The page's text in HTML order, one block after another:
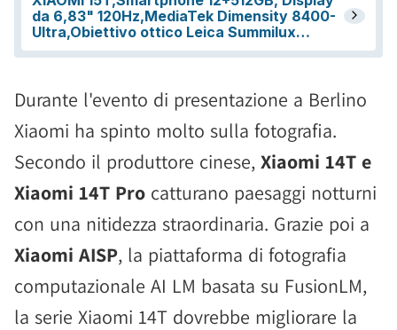
Durante l'evento di presentazione a Berlino
Xiaomi ha spinto molto sulla fotografia.
Secondo il produttore cinese, Xiaomi 14T e
Xiaomi 14T Pro catturano paesaggi notturni
con una nitidezza straordinaria. Grazie poi a
Xiaomi AISP, la piattaforma di fotografia
computazionale AI LM basata su FusionLM,
la serie Xiaomi 14T dovrebbe migliorare la